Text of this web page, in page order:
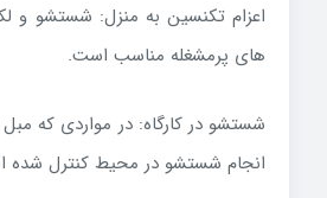
اعزام تکنسین به منزل: شستشو و
های پرمشغله مناسب است.
شستشو در کارگاه: در مواردی که
انجام شستشو در محیط کنترل شده